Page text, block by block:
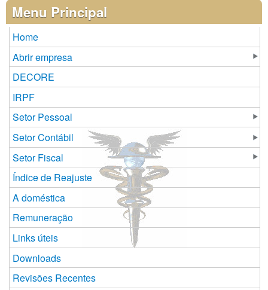
Menu Principal
Home
Abrir empresa
DECORE
IRPF
Setor Pessoal
Setor Contábil
Setor Fiscal
Índice de Reajuste
A doméstica
Remuneração
Links úteis
Downloads
Revisões Recentes